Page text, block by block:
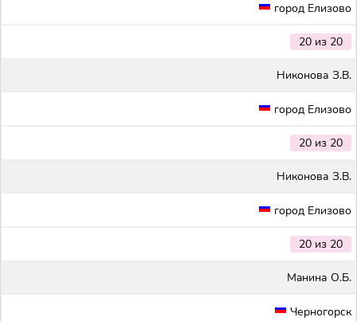
город Елизово
20 из 20
Никонова З.В.
город Елизово
20 из 20
Никонова З.В.
город Елизово
20 из 20
Maнина О.Б.
Черногорск